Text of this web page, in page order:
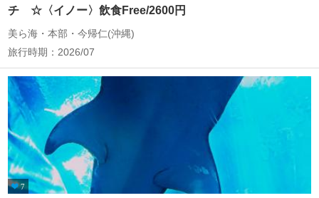
チ ☆〈イノー〉飲食Free/2600円
美ら海・本部・今帰仁(沖縄)
旅行時期：2026/07
7